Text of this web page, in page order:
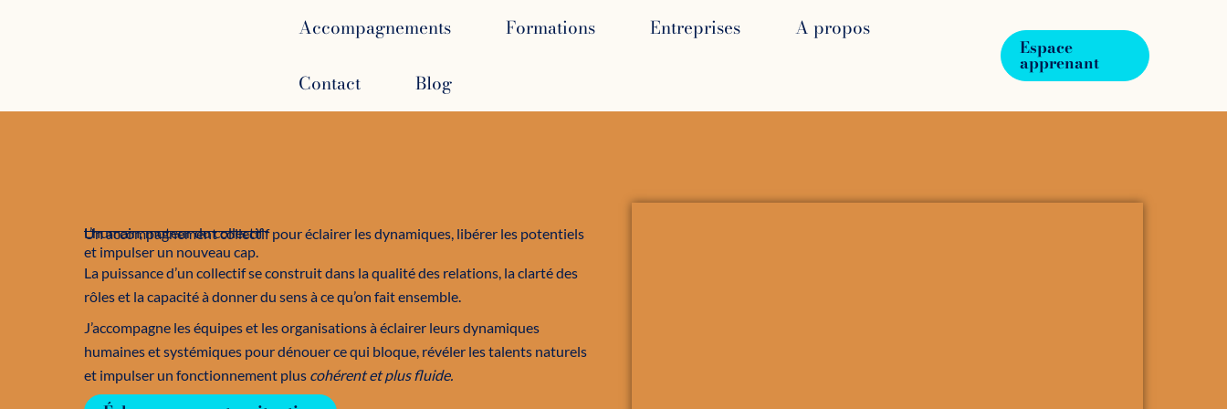
Accompagnements Formations Entreprises A propos
Contact Blog
Espace
apprenant
L’humain, moteur du collectif
Un accompagnement collectif pour éclairer les dynamiques, libérer les potentiels
et impulser un nouveau cap.
La puissance d’un collectif se construit dans la qualité des relations, la clarté des
rôles et la capacité à donner du sens à ce qu’on fait ensemble.
J’accompagne les équipes et les organisations à éclairer leurs dynamiques
humaines et systémiques pour dénouer ce qui bloque, révéler les talents naturels
et impulser un fonctionnement plus cohérent et plus fluide.